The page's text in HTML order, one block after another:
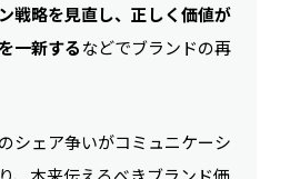
戦略を見直し、正しく価値が
一新するなどでブランドの再
シェア争いがコミュニケーシ